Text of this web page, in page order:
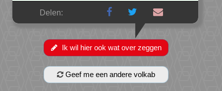
Delen:
Ik wil hier ook wat over zeggen
Geef me een andere volkab